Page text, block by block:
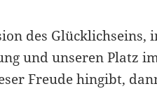
des Glücklichseins,
und unseren Platz
Freude hingibt,